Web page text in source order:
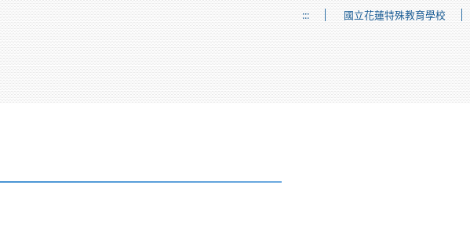
::: 國立花蓮特殊教育學校